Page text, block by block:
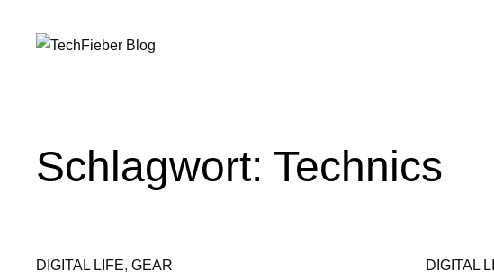
Schlagwort: Technics
DIGITAL LIFE,GEAR DIGITAL